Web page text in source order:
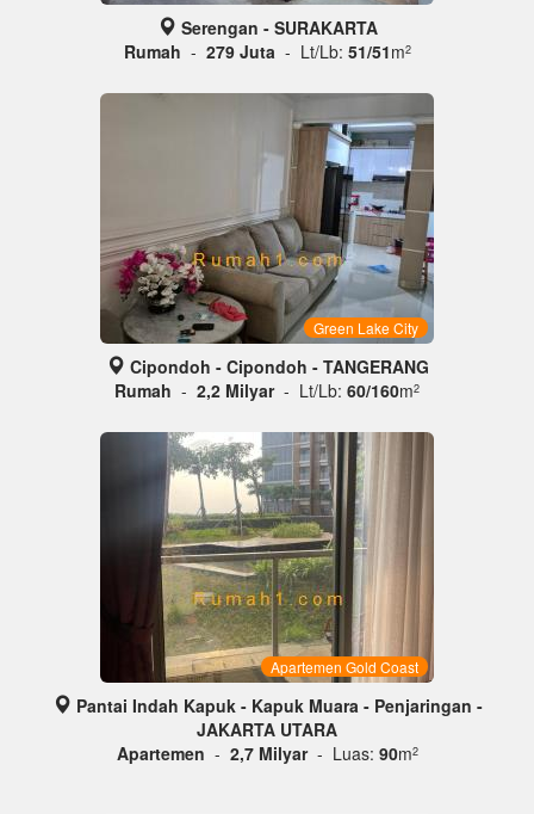
Serengan - SURAKARTA
Rumah - 279 Juta - Lt/Lb: 51/51m2
Green Lake City
Cipondoh - Cipondoh - TANGERANG
Rumah - 2,2 Milyar - Lt/Lb: 60/160m2
Apartemen Gold Coast
Pantai Indah Kapuk - Kapuk Muara - Penjaringan -
JAKARTA UTARA
Apartemen - 2,7 Milyar - Luas: 90m2